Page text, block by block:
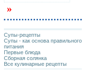
Супы-рецепты
Супы - как основа правильного
питания
Первые блюда
Сборная солянка
Все кулинарные рецепты